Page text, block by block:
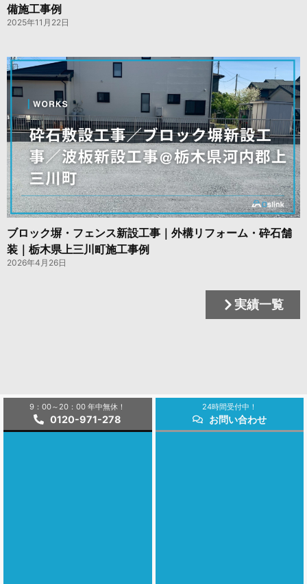
備施工事例
2025年11月22日
ブロック塀・フェンス新設工事｜外構リフォーム・砕石舗
装｜栃木県上三川町施工事例
2026年4月26日
実績一覧
9：00～20：00 年中無休！
0120-971-278
24時間受付中！
お問い合わせ